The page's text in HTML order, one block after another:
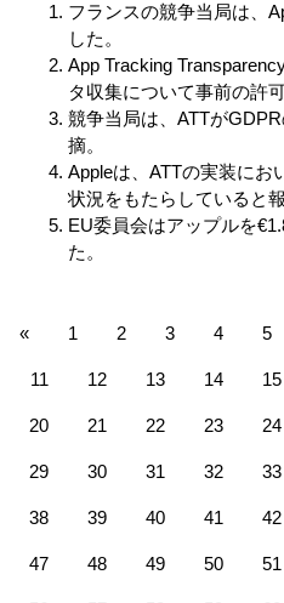
フランスの競争当局は、
した。
App Tracking
タ収集について事前の許
競争当局は、ATTが
摘。
Appleは、ATTの実装にお
状況をもたらしていると報
EU委員会はアップルを
た。
« 1 2 3 4 5
11 12 13 14 15
20 21 22 23 24
29 30 31 32 33
38 39 40 41 42
47 48 49 50 51